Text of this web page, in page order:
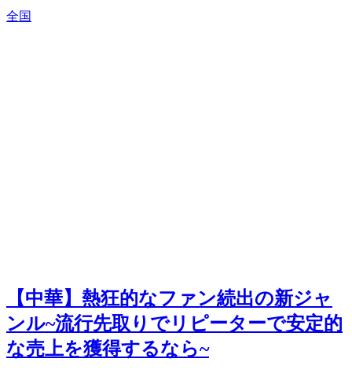
全国
【中華】熱狂的なファン続出の新ジャ
ンル~流行先取りでリピーターで安定的
な売上を獲得するなら~